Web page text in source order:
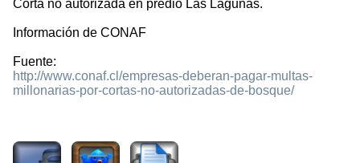
Corta no autorizada en predio Las Lagunas.
Información de CONAF
Fuente:
http://www.conaf.cl/empresas-deberan-pagar-multas-
millonarias-por-cortas-no-autorizadas-de-bosque/